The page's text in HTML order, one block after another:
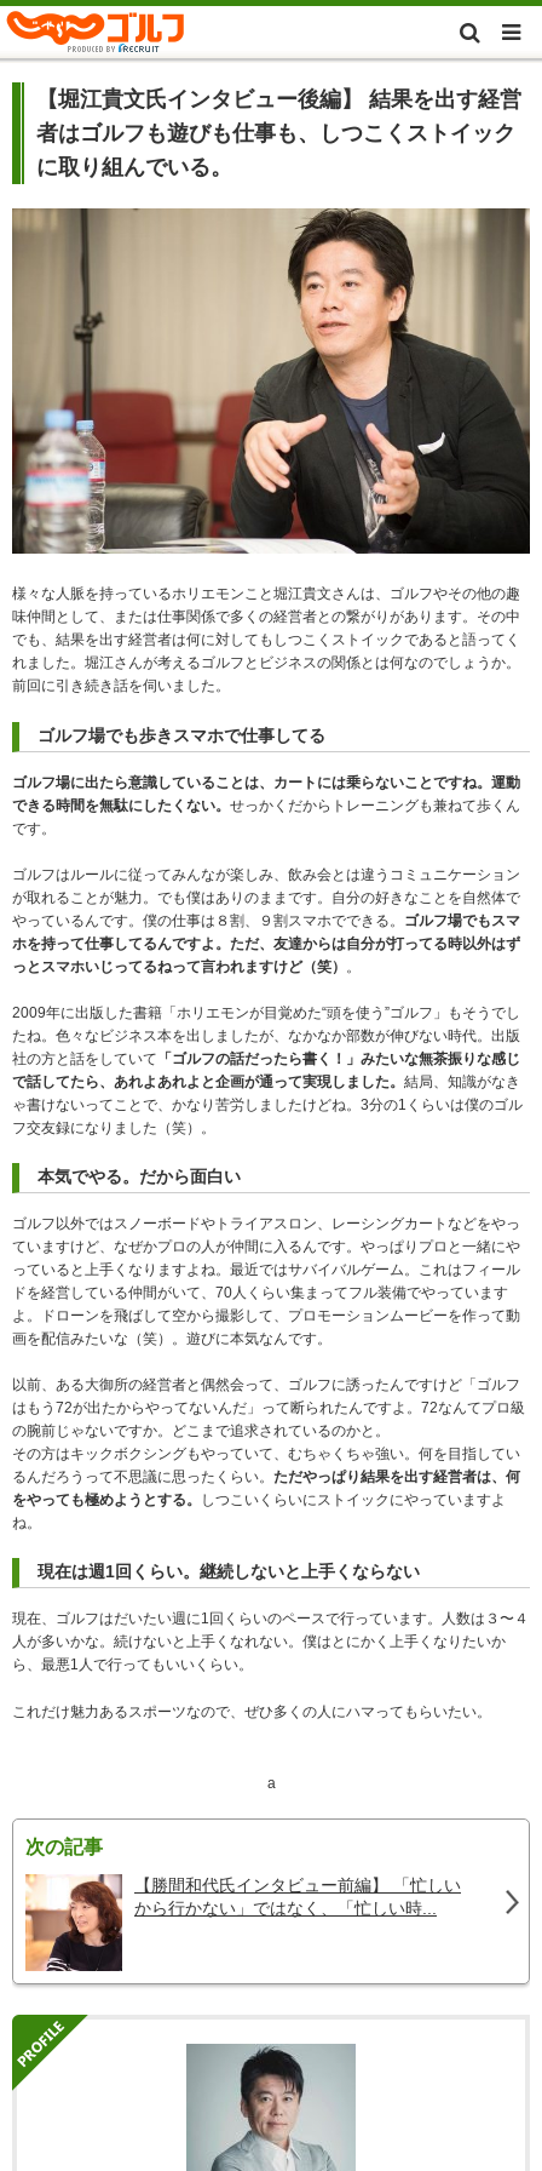
【堀江貴文氏インタビュー後編】 結果を出す経営
者はゴルフも遊びも仕事も、しつこくストイック
に取り組んでいる。
様々な人脈を持っているホリエモンこと堀江貴文さんは、ゴルフやその他の趣
味仲間として、または仕事関係で多くの経営者との繋がりがあります。その中
でも、結果を出す経営者は何に対してもしつこくストイックであると語ってく
れました。堀江さんが考えるゴルフとビジネスの関係とは何なのでしょうか。
前回に引き続き話を伺いました。
ゴルフ場でも歩きスマホで仕事してる
ゴルフ場に出たら意識していることは、カートには乗らないことですね。運動
できる時間を無駄にしたくない。 せっかくだからトレーニングも兼ねて歩くん
です。
ゴルフはルールに従ってみんなが楽しみ、飲み会とは違うコミュニケーション
が取れることが魅力。でも僕はありのままです。自分の好きなことを自然体で
やっているんです。僕の仕事は８割、９割スマホでできる。 ゴルフ場でもスマ
ホを持って仕事してるんですよ。ただ、友達からは自分が打ってる時以外はず
っとスマホいじってるねって言われますけど（笑）
。
2009年に出版した書籍「ホリエモンが目覚めた“頭を使う”ゴルフ」もそうでし
たね。色々なビジネス本を出しましたが、なかなか部数が伸びない時代。出版
社の方と話をしていて 「ゴルフの話だったら書く！」みたいな無茶振りな感じ
で話してたら、あれよあれよと企画が通って実現しました。 結局、知識がなき
ゃ書けないってことで、かなり苦労しましたけどね。3分の1くらいは僕のゴル
フ交友録になりました（笑）。
本気でやる。だから面白い
ゴルフ以外ではスノーボードやトライアスロン、レーシングカートなどをやっ
ていますけど、なぜかプロの人が仲間に入るんです。やっぱりプロと一緒にや
っていると上手くなりますよね。最近ではサバイバルゲーム。これはフィール
ドを経営している仲間がいて、70人くらい集まってフル装備でやっています
よ。ドローンを飛ばして空から撮影して、プロモーションムービーを作って動
画を配信みたいな（笑）。遊びに本気なんです。
以前、ある大御所の経営者と偶然会って、ゴルフに誘ったんですけど「ゴルフ
はもう72が出たからやってないんだ」って断られたんですよ。72なんてプロ級
の腕前じゃないですか。どこまで追求されているのかと。
その方はキックボクシングもやっていて、むちゃくちゃ強い。何を目指してい
るんだろうって不思議に思ったくらい。 ただやっぱり結果を出す経営者は、何
をやっても極めようとする。
しつこいくらいにストイックにやっていますよ
ね。
現在は週1回くらい。継続しないと上手くならない
現在、ゴルフはだいたい週に1回くらいのペースで行っています。人数は３〜４
人が多いかな。続けないと上手くなれない。僕はとにかく上手くなりたいか
ら、最悪1人で行ってもいいくらい。
これだけ魅力あるスポーツなので、ぜひ多くの人にハマってもらいたい。
a
次の記事
【勝間和代氏インタビュー前編】 「忙しい
から行かない」ではなく、「忙しい時...